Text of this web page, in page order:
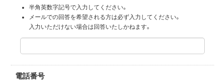
半角英数字記号で入力してください。
メールでの回答を希望される方は必ず入力してください。
入力いただけない場合は回答いたしかねます。
電話番号